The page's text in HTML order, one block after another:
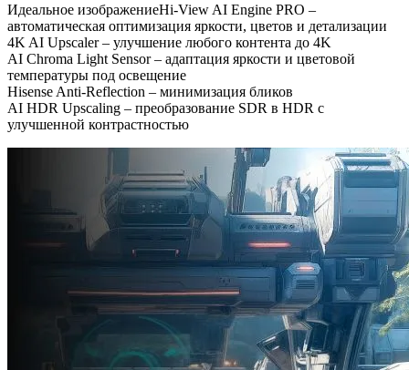
Идеальное изображениеHi-View AI Engine PRO –
автоматическая оптимизация яркости, цветов и детализации
4K AI Upscaler – улучшение любого контента до 4K
AI Chroma Light Sensor – адаптация яркости и цветовой
температуры под освещение
Hisense Anti-Reflection – минимизация бликов
AI HDR Upscaling – преобразование SDR в HDR с
улучшенной контрастностью